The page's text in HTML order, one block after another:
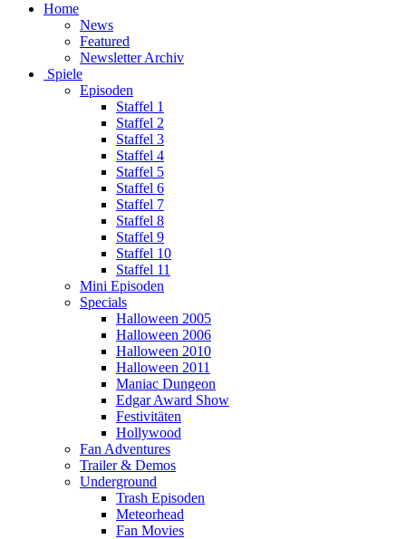
Home
News
Featured
Newsletter Archiv
Spiele
Episoden
Staffel 1
Staffel 2
Staffel 3
Staffel 4
Staffel 5
Staffel 6
Staffel 7
Staffel 8
Staffel 9
Staffel 10
Staffel 11
Mini Episoden
Specials
Halloween 2005
Halloween 2006
Halloween 2010
Halloween 2011
Maniac Dungeon
Edgar Award Show
Festivitäten
Hollywood
Fan Adventures
Trailer & Demos
Underground
Trash Episoden
Meteorhead
Fan Movies